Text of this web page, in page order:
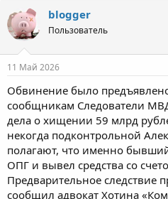
т
о
р
е
м
ы
т
а
н
л
blogger
Пользователь
11 Май 2026
Обвинение было
сообщникам Следователи
дела о хищении 59 млрд
некогда подконтрольной
полагают, что именно
ОПГ и вывел средства со
Предварительное следствие
сообщил адвокат Хотина